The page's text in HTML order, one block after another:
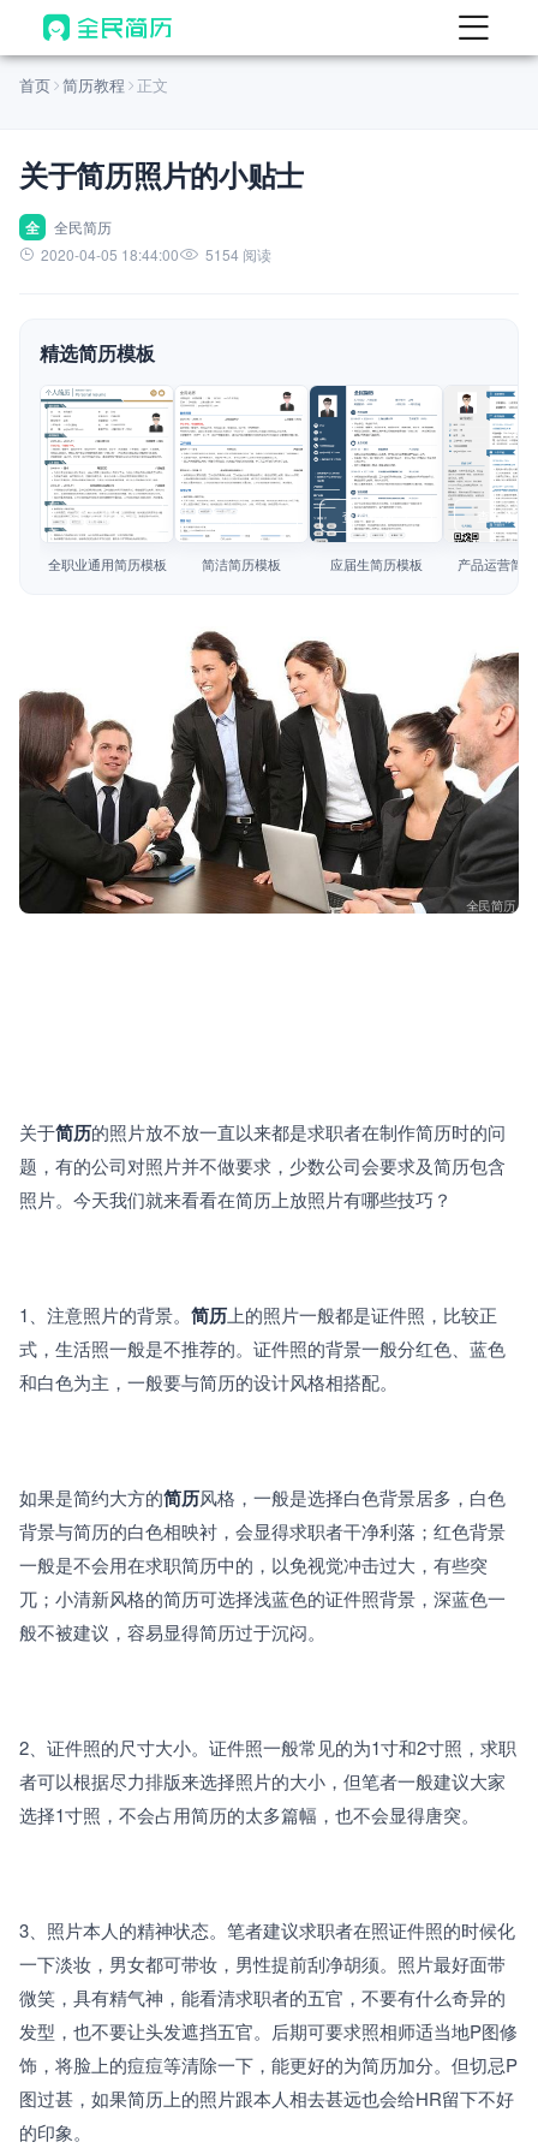
首页
AI 生成简历
AI 优化简历
AI 翻译简历
AI 模拟面试
面试自我介绍
AI 职场工具 New
简历模板
简历教程
首页 简历教程 正文
关于简历照片的小贴士
全
全民简历
2020-04-05 18:44:00
5154 阅读
精选简历模板
查看模板
全职业通用简历模板
查看模板
简洁简历模板
查看模板
应届生简历模板
查看模板
产品运营简
关于简历的照片放不放一直以来都是求职者在制作简历时的问
题，有的公司对照片并不做要求，少数公司会要求及简历包含
照片。今天我们就来看看在简历上放照片有哪些技巧？
1、注意照片的背景。 简历上的照片一般都是证件照，比较正
式，生活照一般是不推荐的。证件照的背景一般分红色、蓝色
和白色为主，一般要与简历的设计风格相搭配。
如果是简约大方的简历风格，一般是选择白色背景居多，白色
背景与简历的白色相映衬，会显得求职者干净利落；红色背景
一般是不会用在求职简历中的，以免视觉冲击过大，有些突
兀；小清新风格的简历可选择浅蓝色的证件照背景，深蓝色一
般不被建议，容易显得简历过于沉闷。
2、证件照的尺寸大小。证件照一般常见的为1寸和2寸照，求职
者可以根据尽力排版来选择照片的大小，但笔者一般建议大家
选择1寸照，不会占用简历的太多篇幅，也不会显得唐突。
3、照片本人的精神状态。笔者建议求职者在照证件照的时候化
一下淡妆，男女都可带妆，男性提前刮净胡须。照片最好面带
微笑，具有精气神，能看清求职者的五官，不要有什么奇异的
发型，也不要让头发遮挡五官。后期可要求照相师适当地P图修
饰，将脸上的痘痘等清除一下，能更好的为简历加分。但切忌P
图过甚，如果简历上的照片跟本人相去甚远也会给HR留下不好
的印象。